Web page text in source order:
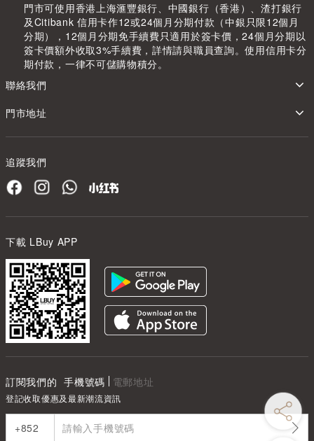
門市可使用香港上海滙豐銀行、中國銀行（香港）、渣打銀行
及Citibank 信用卡作12或24個月分期付款（中銀只限12個月
分期），12個月分期免手續費只適用於簽卡價，24個月分期以
簽卡價額外收取3%手續費，詳情請與職員查詢。使用信用卡分
期付款，一律不可儲購物積分。
聯絡我們
門市地址
追蹤我們
下載 LBuy APP
訂閱我們的 手機號碼 電郵地址
登記收取優惠及最新潮流資訊